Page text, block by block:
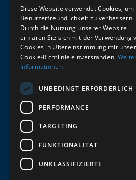
ZUM NEWSLETTER
Melde dich jetzt zum Newsletter an
erste Bestellung.
Deine Email
Abschicken
German
Diese Website verwendet Cookies, um
Benutzerfreundlichkeit zu verbessern.
Durch die Nutzung unserer Website
erklären Sie sich mit der Verwendung
Cookies in Übereinstimmung mit
Cookie-Richtlinie einverstanden.
Informationen
UNBEDINGT ERFORDERLICH
PERFORMANCE
TARGETING
FUNKTIONALITÄT
UNKLASSIFIZIERTE